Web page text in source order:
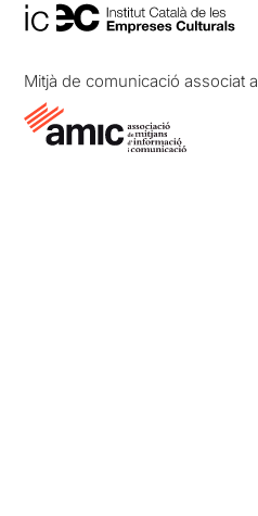
Mitjà de comunicació associat a